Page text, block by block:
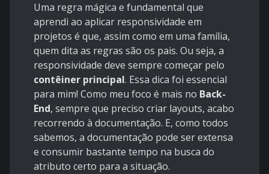
Uma regra mágica e fundamental que
aprendi ao aplicar responsividade em
projetos é que, assim como em uma família,
quem dita as regras são os pais. Ou seja, a
responsividade deve sempre começar pelo
contêiner principal. Essa dica foi essencial
para mim! Como meu foco é mais no Back-
End, sempre que preciso criar layouts, acabo
recorrendo à documentação. E, como todos
sabemos, a documentação pode ser extensa
e consumir bastante tempo na busca do
atributo certo para a situação.